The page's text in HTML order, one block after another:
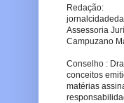
Redação:
Assessoria
Campuzano
Conselho :
conceitos
matérias